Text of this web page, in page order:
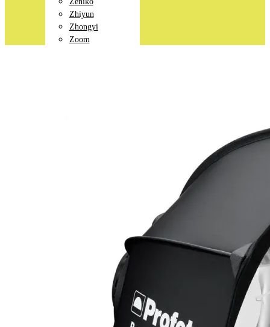
Zhiyun
Zhongyi
Zoom